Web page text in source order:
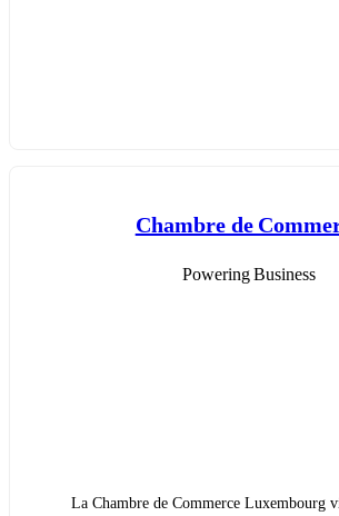
Chambre de
Powering Business
La Chambre de Commerce Luxembourg